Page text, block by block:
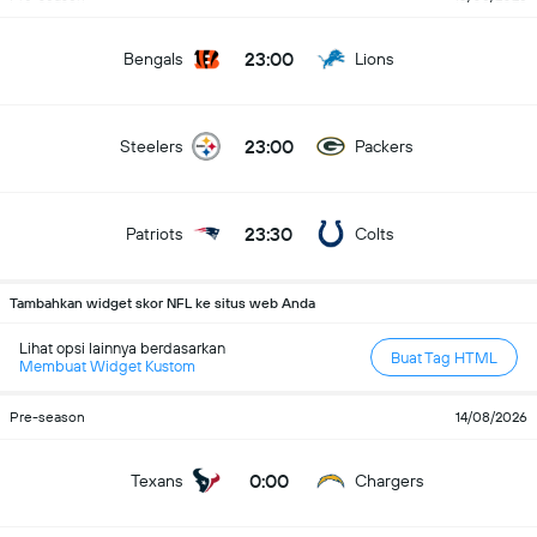
Bengals 23:00 Lions
Steelers 23:00 Packers
Patriots 23:30 Colts
Tambahkan widget skor NFL ke situs web Anda
Lihat opsi lainnya berdasarkan
Membuat Widget Kustom
Buat Tag HTML
Pre-season 14/08/2026
Texans 0:00 Chargers